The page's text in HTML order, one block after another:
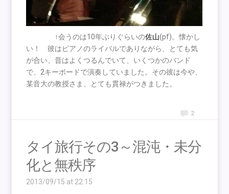
↑会うのは10年ぶりぐらいの佐山(pf)。懐かし
い！ 彼はピアノのライバルでありながら、とても気
が合い、昔はよくつるんでいて、いくつかのバンド
で、2キーボードで演奏していました。その彼は今や、
某音大の教授さま、とても貫禄がつきました。
2
タイ旅行その3～混沌・未分
化と無秩序
2013/09/15 at 22:15